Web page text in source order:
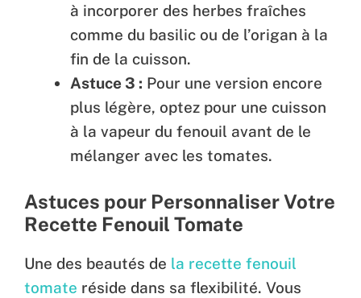
à incorporer des herbes fraîches
comme du basilic ou de l’origan à la
fin de la cuisson.
Astuce 3 : Pour une version encore
plus légère, optez pour une cuisson
à la vapeur du fenouil avant de le
mélanger avec les tomates.
Astuces pour Personnaliser Votre
Recette Fenouil Tomate
Une des beautés de la recette fenouil
tomate réside dans sa flexibilité. Vous